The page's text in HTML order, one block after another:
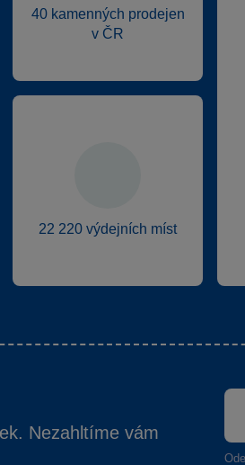
40 kamenných prodejen
v ČR
22 220 výdejních míst
Nezahltíme vám